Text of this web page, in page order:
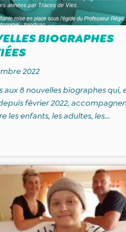
BIOGRAPHES
2022
aux 8 nouvelles biographes qui,
février 2022,
les enfants, les adultes, les...